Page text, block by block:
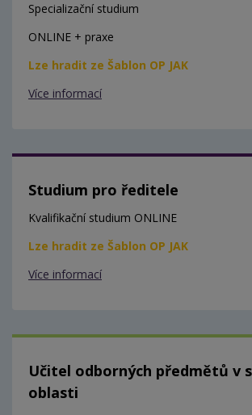
Specializační studium
ONLINE + praxe
Lze hradit ze Šablon OP JAK
Více informací
Studium pro ředitele
Kvalifikační studium ONLINE
Lze hradit ze Šablon OP JAK
Více informací
Učitel odborných předmětů v
oblasti